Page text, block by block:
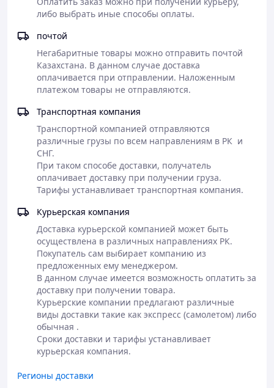
Насос для циркуляции теплоносителя и трех
Функция перекрытия подачи газового топлива
в системе горения и ионизации при погасании
пламени.
Гидравлический датчик управляет напором
поступающей воды в отопительном режиме.
Ограничитель термостата позволяет
контролировать перегрев котла в отопительном
Датчик дыма, который ведет контроль работы
вентилятора и системы газоудаления.
Клапан предохранения 3 бар, находится в
отопительном контуре.
Система защиты от замерзания в зимнее время
года
либо выбрать иные способы оплаты.
почтой
Негабаритные товары можно отправить почтой
Казахстана. В данном случае доставка
оплачивается при отправлении. Наложенным
платежом товары не отправляются.
Транспортная компания
Транспортной компанией отправляются
различные грузы по всем направлениям в РК  и
СНГ.
При таком способе доставки, получатель
оплачивает доставку при получении груза.
Тарифы устанавливает транспортная компания.
Курьерская компания
Доставка курьерской компанией может быть
осуществлена в различных направлениях РК.
Покупатель сам выбирает компанию из
предложенных ему менеджером.
В данном случае имеется возможность оплатить за
доставку при получении товара.
Курьерские компании предлагают различные
виды доставки такие как экспресс (самолетом) либо
обычная .
Сроки доставки и тарифы устанавливает
курьерская компания.
Регионы доставки